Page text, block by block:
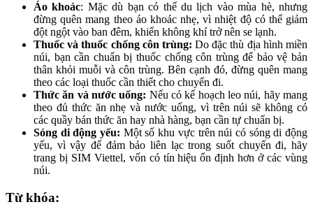
Áo khoác: Mặc dù bạn có thể du lịch vào mùa hè, nhưng
đừng quên mang theo áo khoác nhẹ, vì nhiệt độ có thể giảm
đột ngột vào ban đêm, khiến không khí trở nên se lạnh.
Thuốc và thuốc chống côn trùng: Do đặc thù địa hình miền
núi, bạn cần chuẩn bị thuốc chống côn trùng để bảo vệ bản
thân khỏi muỗi và côn trùng. Bên cạnh đó, đừng quên mang
theo các loại thuốc cần thiết cho chuyến đi.
Thức ăn và nước uống: Nếu có kế hoạch leo núi, hãy mang
theo đủ thức ăn nhẹ và nước uống, vì trên núi sẽ không có
các quầy bán thức ăn hay nhà hàng, bạn cần tự chuẩn bị.
Sóng di động yếu: Một số khu vực trên núi có sóng di động
yếu, vì vậy để đảm bảo liên lạc trong suốt chuyến đi, hãy
trang bị SIM Viettel, vốn có tín hiệu ổn định hơn ở các vùng
núi.
Từ khóa: